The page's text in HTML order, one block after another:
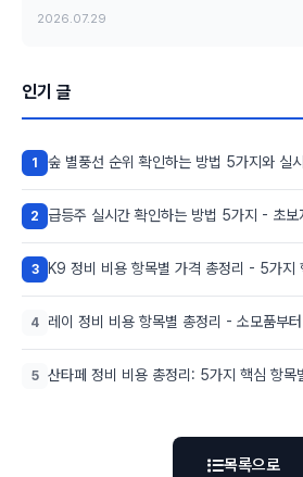
2026.07.29
인기 글
1 숲 별풍선 순위 확인하는 방법 5가지와 실
2 급등주 실시간 확인하는 방법 5가지 - 초보
3 K9 정비 비용 항목별 가격 총정리 - 5가지
4 레이 정비 비용 항목별 총정리 - 소모품부
5 산타페 정비 비용 총정리: 5가지 핵심 항목
목록으로